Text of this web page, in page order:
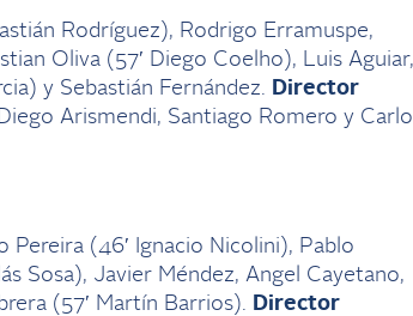
Rodríguez), Rodrigo Erramuspe,
Oliva (57′ Diego Coelho), Luis Aguiar,
y Sebastián Fernández.
Director
Arismendi, Santiago Romero y
(46′ Ignacio Nicolini), Pablo
Sosa), Javier Méndez, Angel Cayetano,
(57′ Martín Barrios).
Director